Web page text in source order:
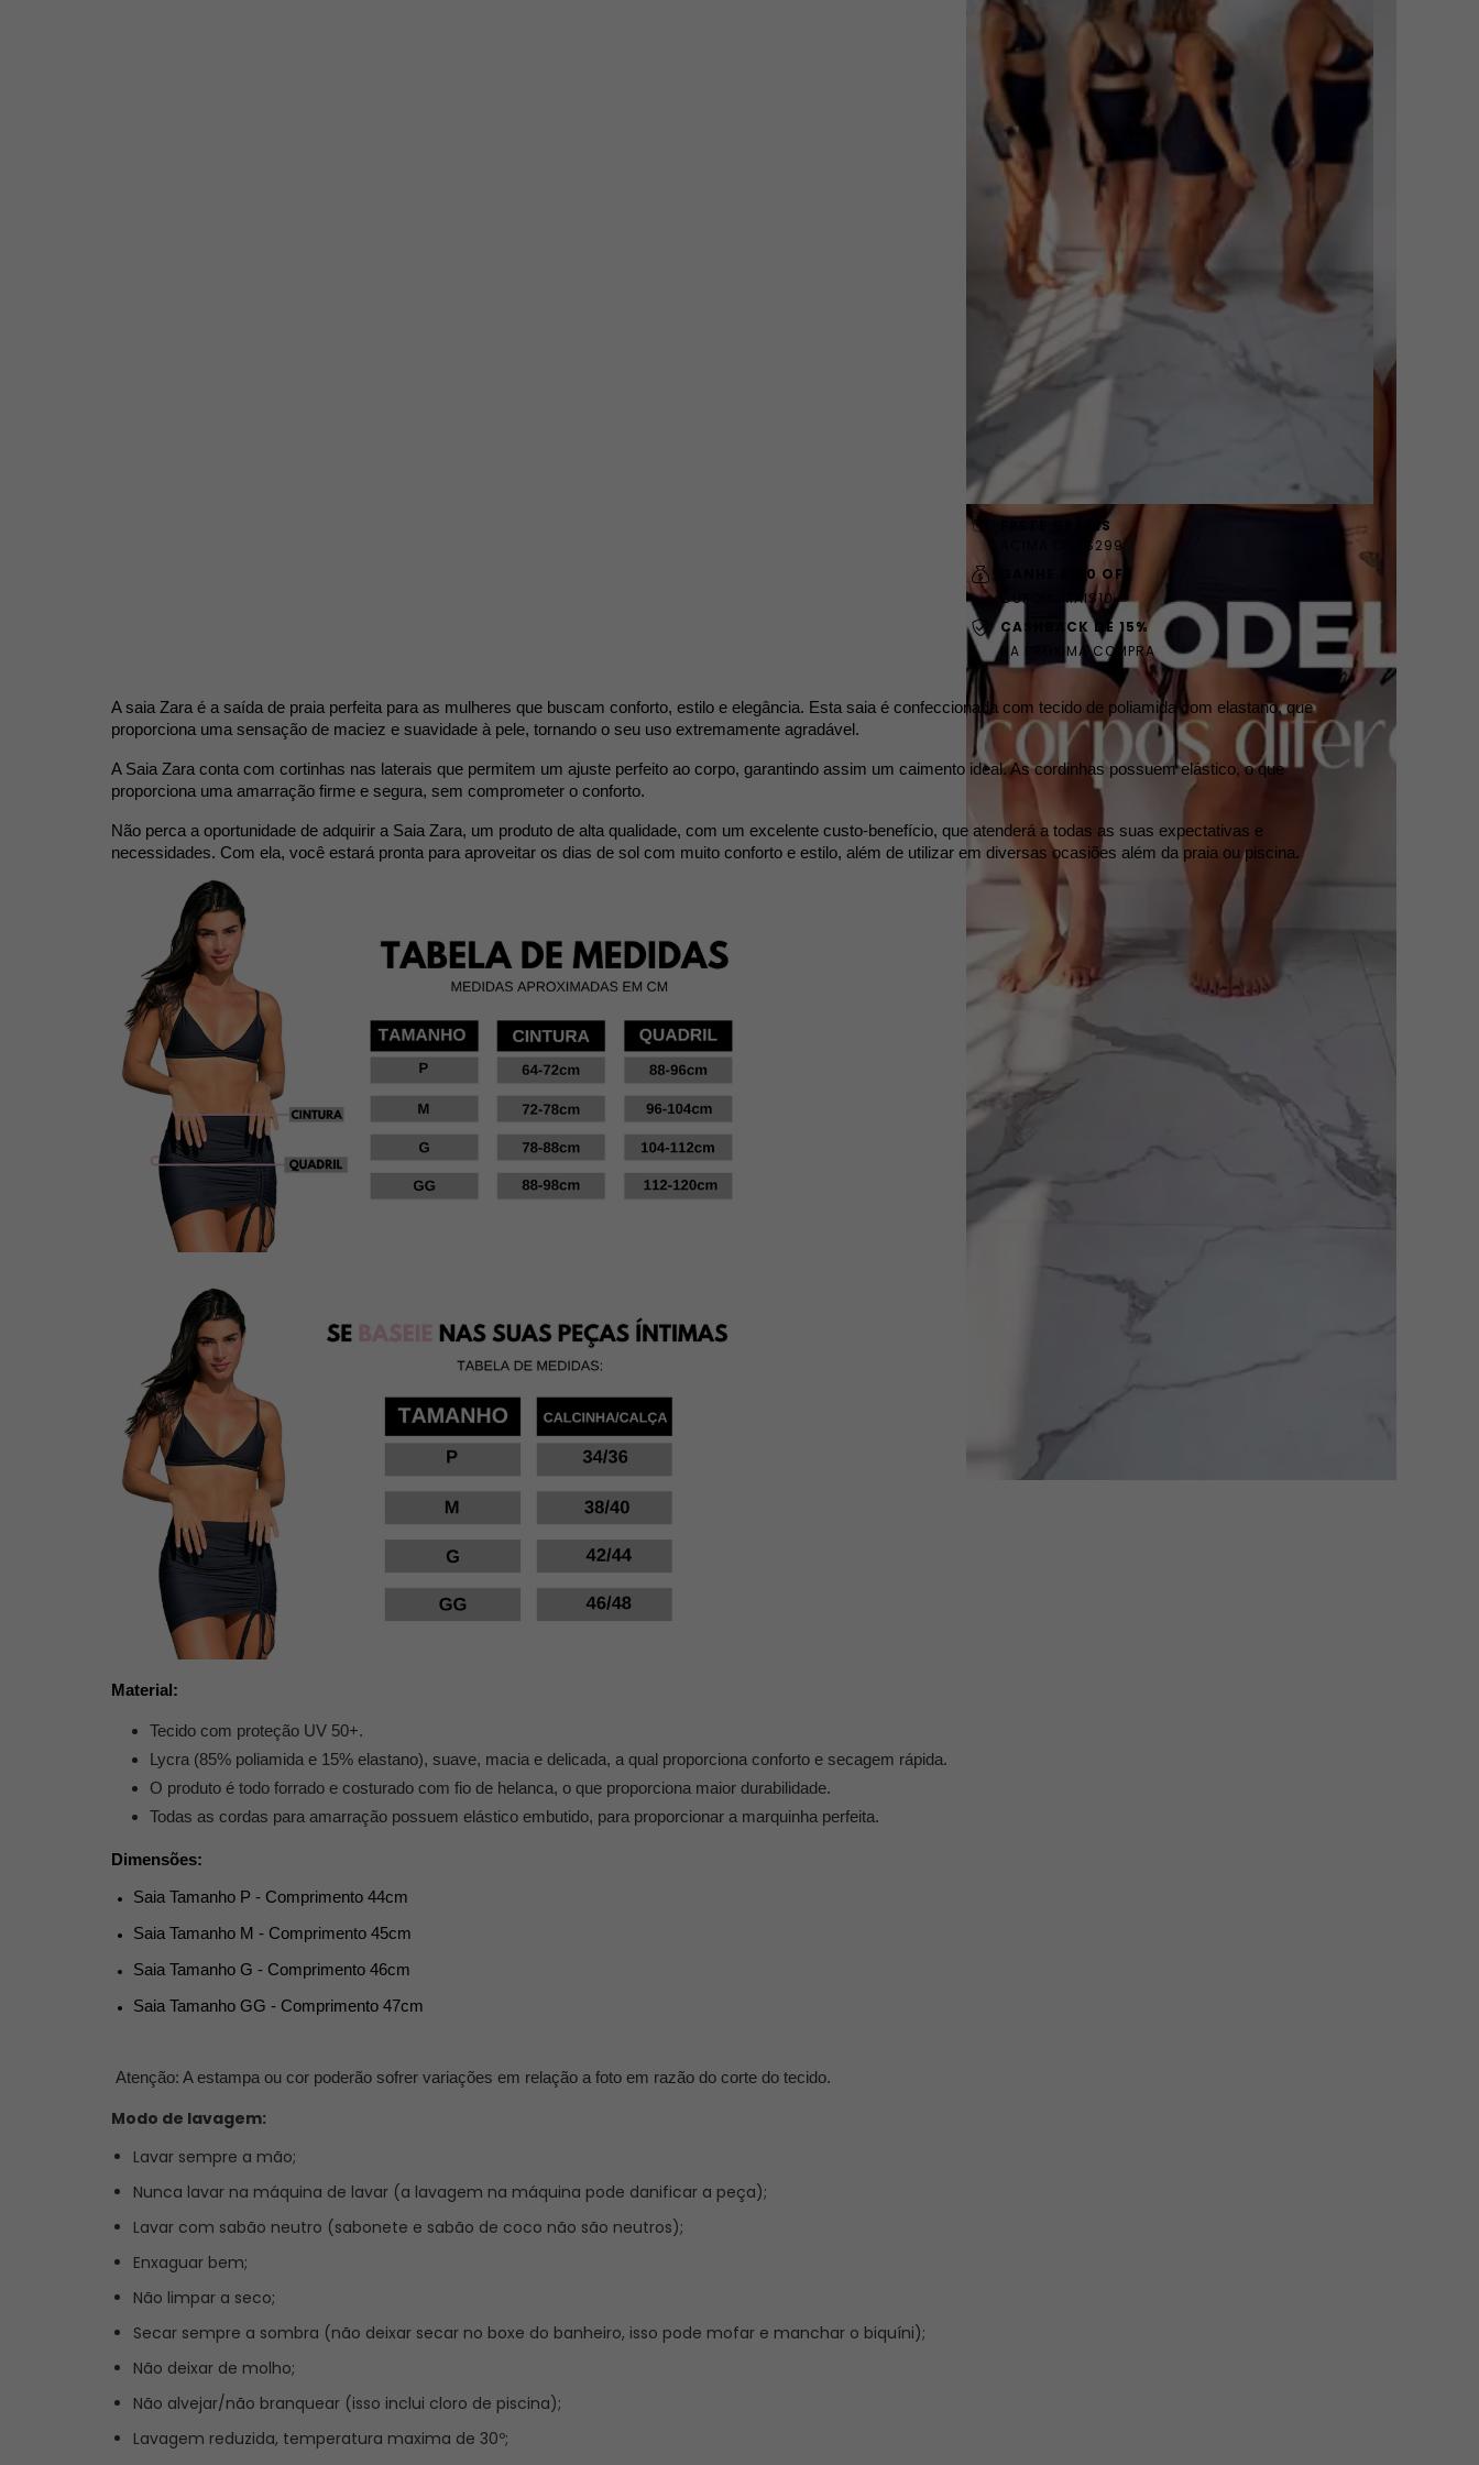
FRETE GRÁTIS
ACIMA DE R$299
GANHE R$10 OFF
CUPOM: MAIS10
CASHBACK DE 15%
NA PROXIMA COMPRA
A saia Zara é a saída de praia perfeita para as mulheres que buscam conforto, estilo e elegância. Esta saia é confeccionada com tecido de poliamida com elastano, que
proporciona uma sensação de maciez e suavidade à pele, tornando o seu uso extremamente agradável.
A Saia Zara conta com cortinhas nas laterais que permitem um ajuste perfeito ao corpo, garantindo assim um caimento ideal. As cordinhas possuem elástico, o que
proporciona uma amarração firme e segura, sem comprometer o conforto.
Não perca a oportunidade de adquirir a Saia Zara, um produto de alta qualidade, com um excelente custo-benefício, que atenderá a todas as suas expectativas e
necessidades. Com ela, você estará pronta para aproveitar os dias de sol com muito conforto e estilo, além de utilizar em diversas ocasiões além da praia ou piscina.
Material:
Tecido com proteção UV 50+.
Lycra (85% poliamida e 15% elastano), suave, macia e delicada, a qual proporciona conforto e secagem rápida.
O produto é todo forrado e costurado com fio de helanca, o que proporciona maior durabilidade.
Todas as cordas para amarração possuem elástico embutido, para proporcionar a marquinha perfeita.
Dimensões:
Saia Tamanho P - Comprimento 44cm
Saia Tamanho M - Comprimento 45cm
Saia Tamanho G - Comprimento 46cm
Saia Tamanho GG - Comprimento 47cm
Atenção: A estampa ou cor poderão sofrer variações em relação a foto em razão do corte do tecido.
Modo de lavagem:
Lavar sempre a mão;
Nunca lavar na máquina de lavar (a lavagem na máquina pode danificar a peça);
Lavar com sabão neutro (sabonete e sabão de coco não são neutros);
Enxaguar bem;
Não limpar a seco;
Secar sempre a sombra (não deixar secar no boxe do banheiro, isso pode mofar e manchar o biquíni);
Não deixar de molho;
Não alvejar/não branquear (isso inclui cloro de piscina);
Lavagem reduzida, temperatura maxima de 30º;